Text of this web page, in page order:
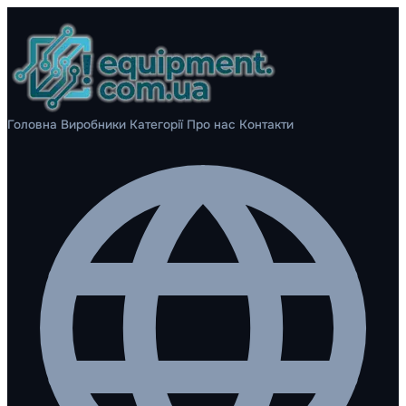
Головна Виробники Категорії Про нас Контакти